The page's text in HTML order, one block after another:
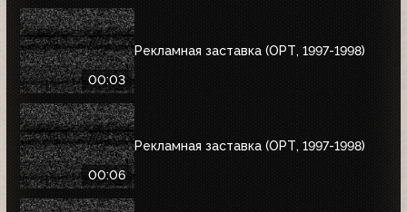
00:03
Рекламная заставка (ОРТ, 1997-1998)
00:06
Рекламная заставка (ОРТ, 1997-1998)